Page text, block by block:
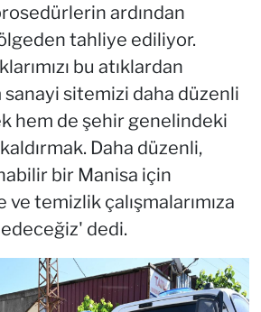
ardından
tahliye ediliyor.
bu atıklardan
sanayi sitemizi daha düzenli
hem de şehir genelindeki
Daha düzenli,
bir Manisa için
temizlik çalışmalarımıza
edeceğiz' dedi.